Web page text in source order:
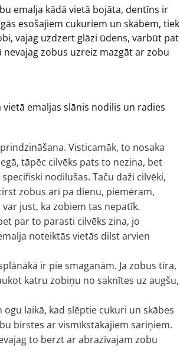
emalja kādā vietā bojāta, dentīns ir
esošajiem cukuriem un skābēm, tiek
vajag uzdzert glāzi ūdens, varbūt pat
zobus uzreiz mazgāt ar zobu
emaljas slānis nodilis un radies
Visticamāk, to nosaka
tāpēc cilvēks pats to nezina, bet
nodilušas. Taču daži cilvēki,
zobus arī pa dienu, piemēram,
just, ka zobiem tas nepatīk.
par to parasti cilvēks zina, jo
noteiktās vietās dilst arvien
ir pie smaganām. Ja zobus tīra,
katru zobiņu no saknītes uz augšu,
ogu laikā, kad slēptie cukuri un skābes
birstes ar vismīkstākajiem sariņiem.
to berzt ar abrazīvajam zobu